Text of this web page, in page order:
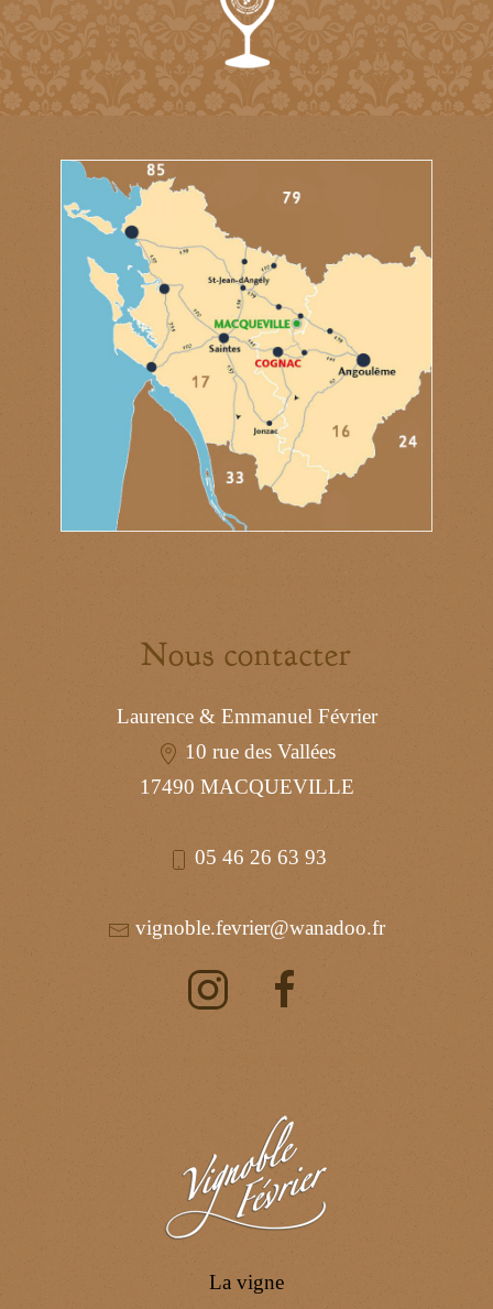
Nous contacter
Laurence & Emmanuel Février
10 rue des Vallées
17490 MACQUEVILLE
05 46 26 63 93
vignoble.fevrier@wanadoo.fr
La vigne